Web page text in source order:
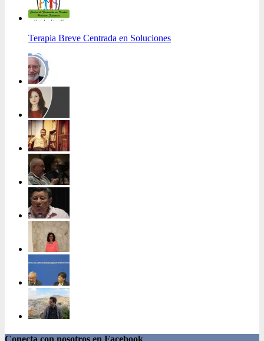
Terapia Breve Centrada en Soluciones
Conecta con nosotros en Facebook